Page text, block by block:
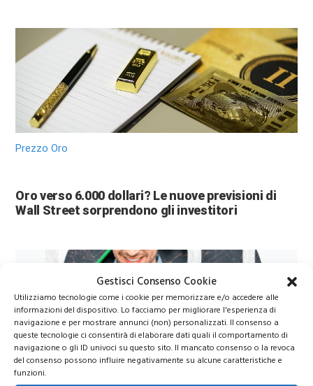
Gestisci Consenso Cookie
Utilizziamo tecnologie come i cookie per memorizzare e/o accedere alle
informazioni del dispositivo. Lo facciamo per migliorare l'esperienza di
navigazione e per mostrare annunci (non) personalizzati. Il consenso a
queste tecnologie ci consentirà di elaborare dati quali il comportamento di
navigazione o gli ID univoci su questo sito. Il mancato consenso o la revoca
del consenso possono influire negativamente su alcune caratteristiche e
funzioni.
Prezzo Oro
Oro verso 6.000 dollari? Le nuove previsioni di
Wall Street sorprendono gli investitori
Azioni Bance Europee